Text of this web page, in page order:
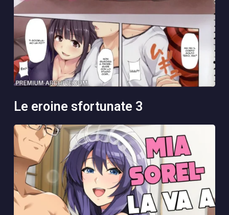
le eroine sfortunate 3